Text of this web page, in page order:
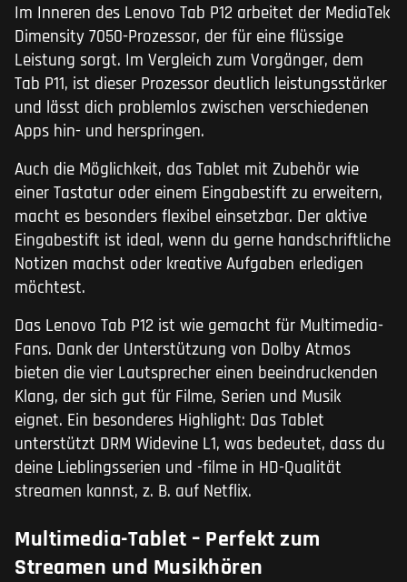
Im Inneren des Lenovo Tab P12 arbeitet der MediaTek
Dimensity 7050-Prozessor, der für eine flüssige
Leistung sorgt. Im Vergleich zum Vorgänger, dem
Tab P11, ist dieser Prozessor deutlich leistungsstärker
und lässt dich problemlos zwischen verschiedenen
Apps hin- und herspringen.
Auch die Möglichkeit, das Tablet mit Zubehör wie
einer Tastatur oder einem Eingabestift zu erweitern,
macht es besonders flexibel einsetzbar. Der aktive
Eingabestift ist ideal, wenn du gerne handschriftliche
Notizen machst oder kreative Aufgaben erledigen
möchtest.
Das Lenovo Tab P12 ist wie gemacht für Multimedia-
Fans. Dank der Unterstützung von Dolby Atmos
bieten die vier Lautsprecher einen beeindruckenden
Klang, der sich gut für Filme, Serien und Musik
eignet. Ein besonderes Highlight: Das Tablet
unterstützt DRM Widevine L1, was bedeutet, dass du
deine Lieblingsserien und -filme in HD-Qualität
streamen kannst, z. B. auf Netflix.
Multimedia-Tablet – Perfekt zum
Streamen und Musikhören